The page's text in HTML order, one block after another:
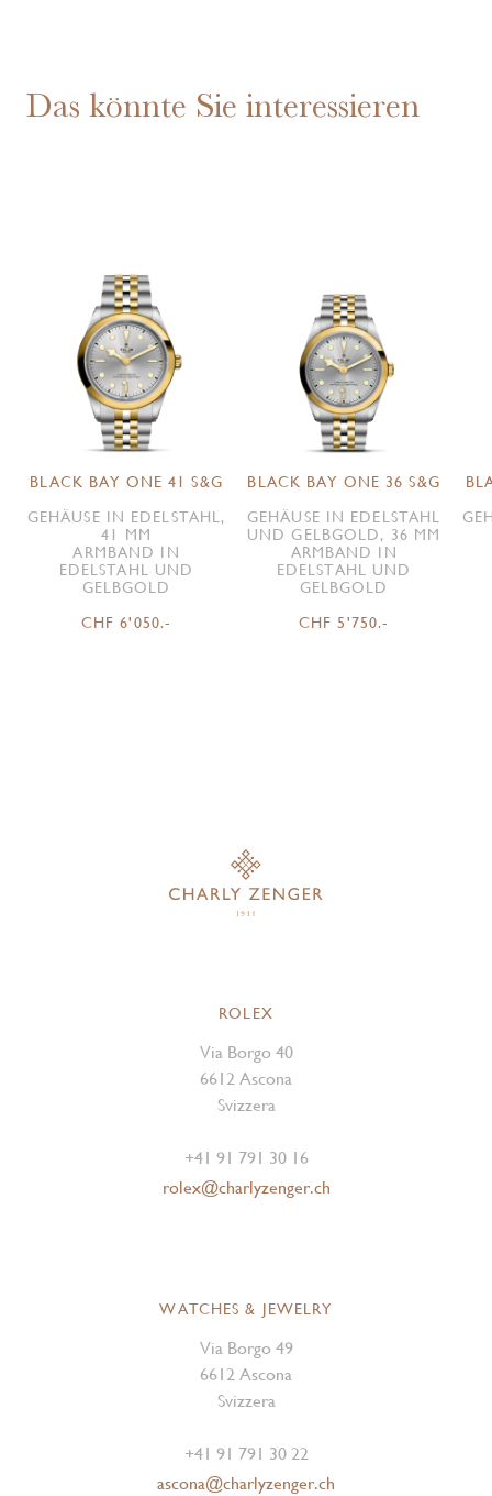
Das könnte Sie interessieren
BLACK BAY ONE 41 S&G
GEHÄUSE IN EDELSTAHL,
41 MM
ARMBAND IN
EDELSTAHL UND
GELBGOLD
CHF 6'050.-
BLACK BAY ONE 36 S&G
GEHÄUSE IN EDELSTAHL
UND GELBGOLD, 36 MM
ARMBAND IN
EDELSTAHL UND
GELBGOLD
CHF 5'750.-
ROLEX
Via Borgo 40
6612 Ascona
Svizzera
+41 91 791 30 16
rolex@charlyzenger.ch
WATCHES & JEWELRY
Via Borgo 49
6612 Ascona
Svizzera
+41 91 791 30 22
ascona@charlyzenger.ch